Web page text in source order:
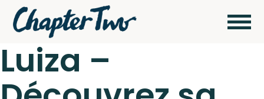
Luiza –
Wagram Music / Chapter Two Records